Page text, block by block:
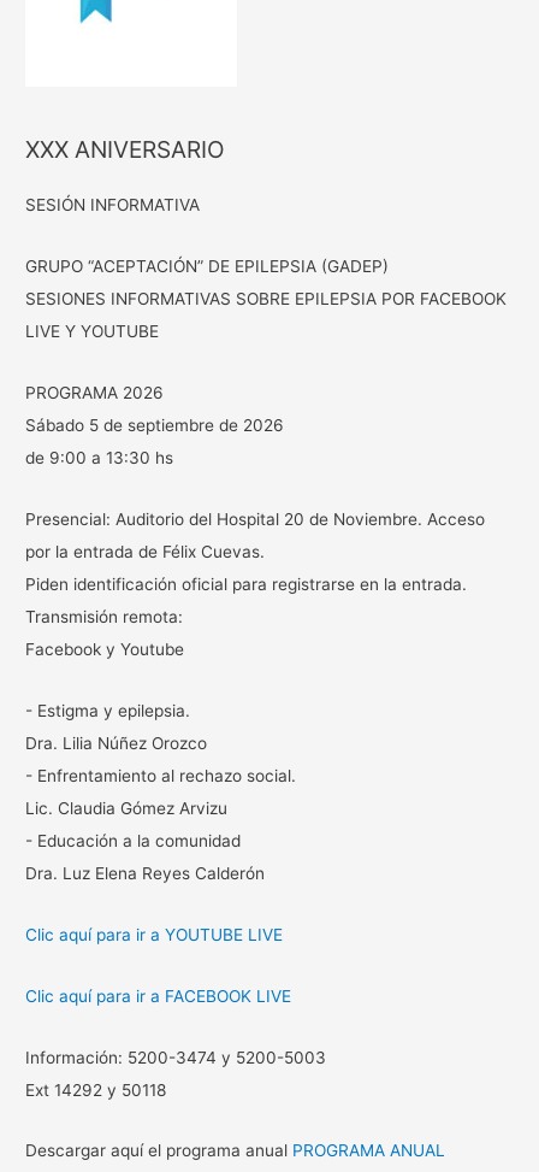
XXX ANIVERSARIO
SESIÓN INFORMATIVA
GRUPO “ACEPTACIÓN” DE EPILEPSIA (GADEP)
SESIONES INFORMATIVAS SOBRE EPILEPSIA POR FACEBOOK
LIVE Y YOUTUBE
PROGRAMA 2026
Sábado 5 de septiembre de 2026
de 9:00 a 13:30 hs
Presencial: Auditorio del Hospital 20 de Noviembre. Acceso
por la entrada de Félix Cuevas.
Piden identificación oficial para registrarse en la entrada.
Transmisión remota:
Facebook y Youtube
- Estigma y epilepsia.
Dra. Lilia Núñez Orozco
- Enfrentamiento al rechazo social.
Lic. Claudia Gómez Arvizu
- Educación a la comunidad
Dra. Luz Elena Reyes Calderón
Clic aquí para ir a YOUTUBE LIVE
Clic aquí para ir a FACEBOOK LIVE
Información: 5200-3474 y 5200-5003
Ext 14292 y 50118
Descargar aquí el programa anual PROGRAMA ANUAL